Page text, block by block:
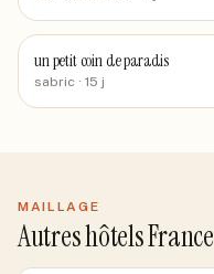
un petit coin de paradis
sabric · 15 j
MAILLAGE
Autres hôtels France